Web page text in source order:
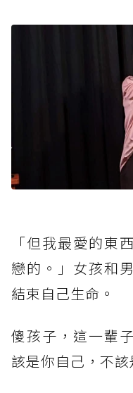
「但我最愛的東
戀的。」女孩和
結束自己生命。
傻孩子，這一輩
該是你自己，不該